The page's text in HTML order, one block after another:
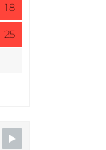
18
25